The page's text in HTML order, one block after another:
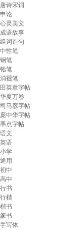
唐诗宋词
申论
心灵美文
成语故事
组词造句
中性笔
钢笔
铅笔
消褪笔
田英章字帖
华夏万卷
司马彦字帖
庞中华字帖
墨点字帖
语文
英语
小学
通用
初中
高中
行书
行楷
楷书
篆书
手写体